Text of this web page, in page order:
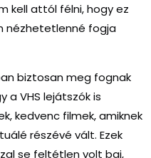
kell attól félni, hogy ez
nézhetetlenné fogja
biztosan meg fognak
a VHS lejátszók is
kedvenc filmek, amiknek
részévé vált. Ezek
se feltétlen volt baj,